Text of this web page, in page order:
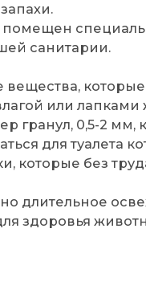
санитарии.
или лапками
гранул, 0,5-2
для туалета
которые без
длительное
здоровья